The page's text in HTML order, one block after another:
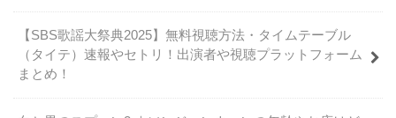
【SBS歌謡大祭典2025】無料視聴方法・タイムテーブル
（タイテ）速報やセトリ！出演者や視聴プラットフォーム
まとめ！